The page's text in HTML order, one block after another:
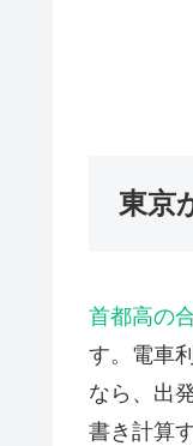
東京
首都高の
す。電車
なら、出
書き計算